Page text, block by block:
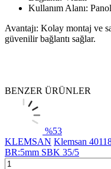
Kullanım Alanı:
Avantajı: Kolay montaj ve
güvenilir bağlantı sağlar.
BENZER ÜRÜNLER
%53
KLEMSAN Klemsan
BR:5mm SBK 35/5